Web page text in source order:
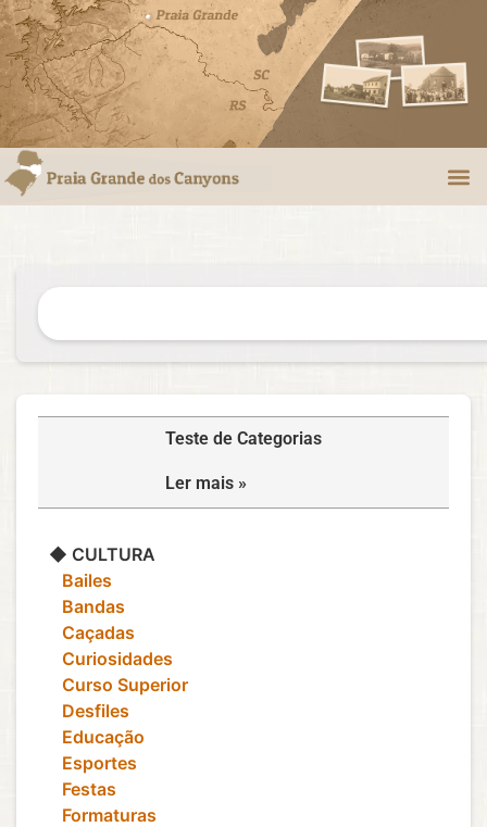
Teste de Categorias
Ler mais »
◆ CULTURA
‎ ‎ ‎ Bailes
‎ ‎ ‎ Bandas
‎ ‎ ‎ Caçadas
‎ ‎ ‎ Curiosidades
‎ ‎ ‎ Curso Superior
‎ ‎ ‎ Desfiles
‎ ‎ ‎ Educação
‎ ‎ ‎ Esportes
‎ ‎ ‎ Festas
‎ ‎ ‎ Formaturas